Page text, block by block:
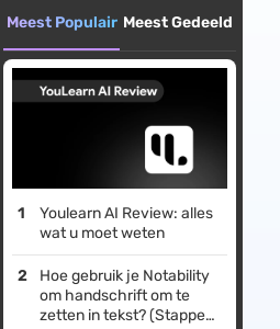
Meest Populair Meest Gedeeld
Youlearn AI Review: alles
wat u moet weten
Hoe gebruik je Notability
om handschrift om te
zetten in tekst? (Stappen